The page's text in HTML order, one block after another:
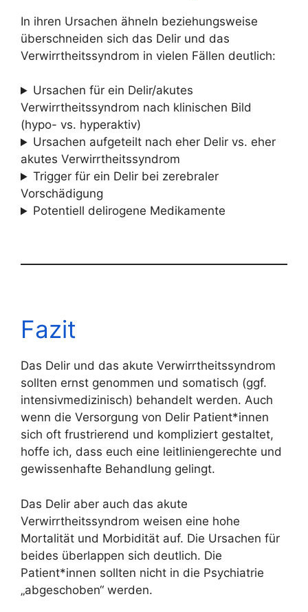
In ihren Ursachen ähneln beziehungsweise
überschneiden sich das Delir und das
Verwirrtheitssyndrom in vielen Fällen deutlich:
Ursachen für ein Delir/akutes
Verwirrtheitssyndrom nach klinischen Bild
(hypo- vs. hyperaktiv)
Ursachen aufgeteilt nach eher Delir vs. eher
akutes Verwirrtheitssyndrom
Trigger für ein Delir bei zerebraler
Vorschädigung
Potentiell delirogene Medikamente
Fazit
Das Delir und das akute Verwirrtheitssyndrom
sollten ernst genommen und somatisch (ggf.
intensivmedizinisch) behandelt werden. Auch
wenn die Versorgung von Delir Patient*innen
sich oft frustrierend und kompliziert gestaltet,
hoffe ich, dass euch eine leitliniengerechte und
gewissenhafte Behandlung gelingt.
Das Delir aber auch das akute
Verwirrtheitssyndrom weisen eine hohe
Mortalität und Morbidität auf. Die Ursachen für
beides überlappen sich deutlich. Die
Patient*innen sollten nicht in die Psychiatrie
„abgeschoben“ werden.